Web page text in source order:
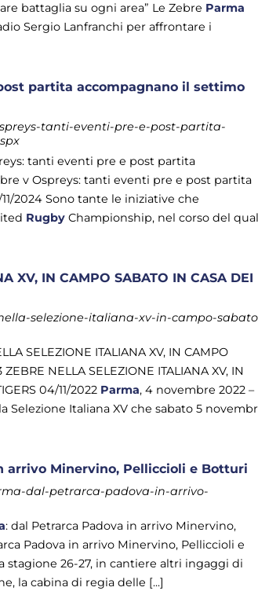
battaglia su ogni area” Le Zebre Parma
Sergio Lanfranchi per affrontare i
partita accompagnano il settimo
tanti-eventi-pre-e-post-partita-
tanti eventi pre e post partita
v Ospreys: tanti eventi pre e post partita
2024 Sono tante le iniziative che
Rugby Championship, nel corso del
XV, IN CAMPO SABATO IN CASA DEI
selezione-italiana-xv-in-campo-
SELEZIONE ITALIANA XV, IN CAMPO
ZEBRE NELLA SELEZIONE ITALIANA XV, IN
04/11/2022 Parma, 4 novembre 2022 –
Selezione Italiana XV che sabato 5
arrivo Minervino, Pelliccioli e Botturi
dal-petrarca-padova-in-arrivo-
: dal Petrarca Padova in arrivo Minervino,
Padova in arrivo Minervino, Pelliccioli e
stagione 26-27, in cantiere altri ingaggi di
la cabina di regia delle [...]